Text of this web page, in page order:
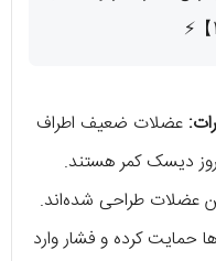
عضلات ضعیف اطراف
دیسک کمر هستند.
عضلات طراحی شده‌اند.
حمایت کرده و فشار وارد